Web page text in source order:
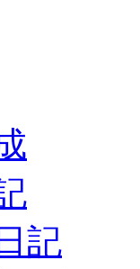
記